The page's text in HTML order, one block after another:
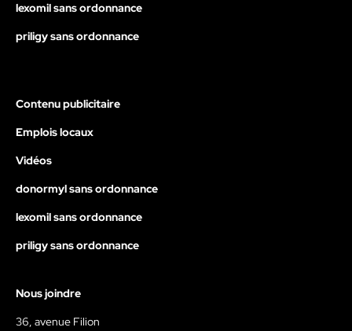
lexomil sans ordonnance
priligy sans ordonnance
Contenu publicitaire
Emplois locaux
Vidéos
donormyl sans ordonnance
lexomil sans ordonnance
priligy sans ordonnance
Nous joindre
36, avenue Filion